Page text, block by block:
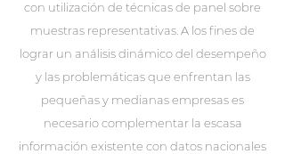
con utilización de técnicas de panel sobre
muestras representativas. A los fines de
lograr un análisis dinámico del desempeño
y las problemáticas que enfrentan las
pequeñas y medianas empresas es
necesario complementar la escasa
información existente con datos nacionales